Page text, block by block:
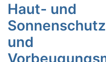
Symptome
Untersuchungen
Haut- und
und